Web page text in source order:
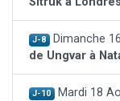
J-8 Dimanche
de Ungvar à
J-10 Mardi 18